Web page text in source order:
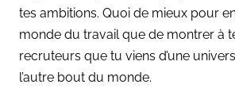
tes ambitions. Quoi de mieux pour
monde du travail que de montrer à
recruteurs que tu viens d’une
l’autre bout du monde.